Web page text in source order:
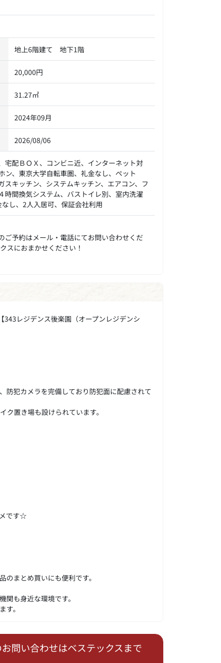
地上6階建て 地下1階
20,000円
31.27㎡
2024年09月
2026/08/06
宅配ＢＯＸ、コンビニ近、インターネット対
、東京大学自転車圏、礼金なし、ペット
キッチン、システムキッチン、エアコン、フ
間換気システム、バストイレ別、室内洗濯
し、2人入居可、保証会社利用
予約はメール・電話にてお問い合わせくだ
スにおまかせください！
レジデンス後楽園（オープンレジデンシ
防犯カメラを完備しており防犯面に配慮されて
置き場も設けられています。
です☆
まとめ買いにも便利です。
も身近な環境です。
。
問い合わせはベステックスまで